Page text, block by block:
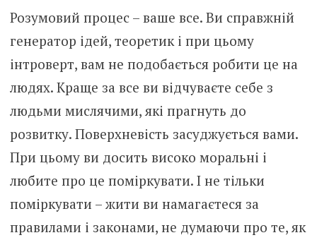
Розумовий процес – ваше все. Ви справжній
генератор ідей, теоретик і при цьому
інтроверт, вам не подобається робити це на
людях. Краще за все ви відчуваєте себе з
людьми мислячими, які прагнуть до
розвитку. Поверхневість засуджується вами.
При цьому ви досить високо моральні і
любите про це поміркувати. І не тільки
поміркувати – жити ви намагаєтеся за
правилами і законами, не думаючи про те, як